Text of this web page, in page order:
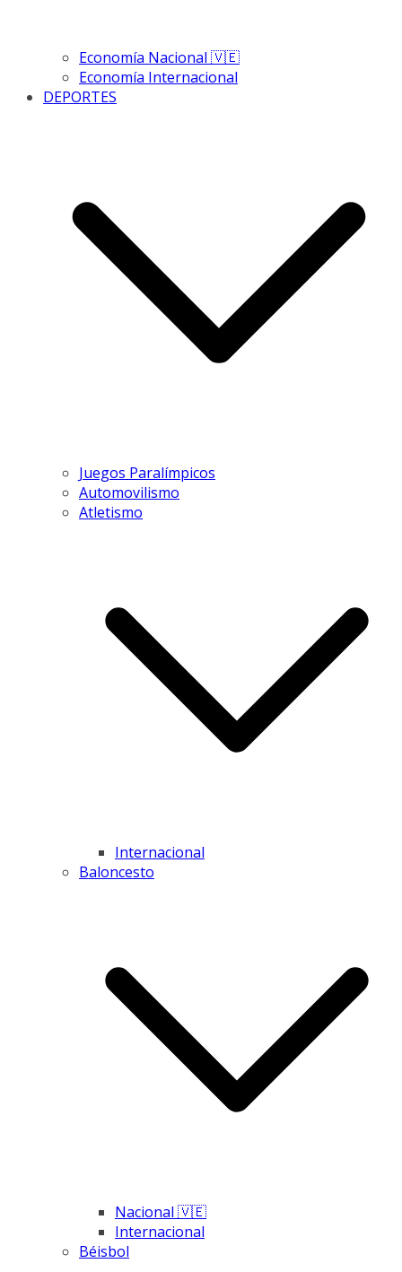
Economía Nacional 🇻🇪
Economía Internacional
DEPORTES
Juegos Paralímpicos
Automovilismo
Atletismo
Internacional
Baloncesto
Nacional 🇻🇪
Internacional
Béisbol